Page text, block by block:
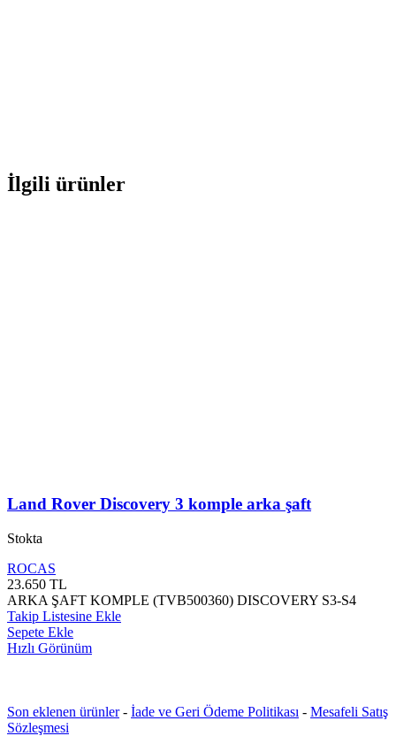
İlgili ürünler
Land Rover Discovery 3 komple arka şaft
Stokta
ROCAS
23.650 TL
ARKA ŞAFT KOMPLE (TVB500360) DISCOVERY S3-S4
Takip Listesine Ekle
Sepete Ekle
Hızlı Görünüm
Son eklenen ürünler- İade ve Geri Ödeme Politikası - Mesafeli Satış
Sözleşmesi